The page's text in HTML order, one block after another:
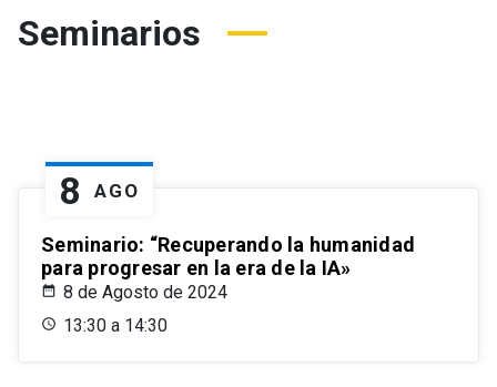
Seminarios
8 AGO
Seminario: “Recuperando la humanidad
para progresar en la era de la IA»
8 de Agosto de 2024
13:30 a 14:30